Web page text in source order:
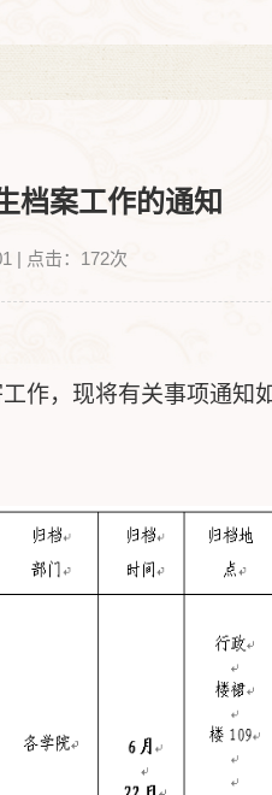
档案工作的通知
| 点击： 172次
作，现将有关事项通知